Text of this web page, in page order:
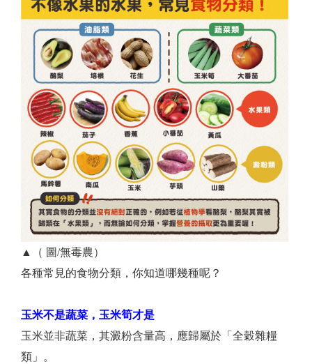
▲（ 圖/無毒農）
各種常見的食物分類，你知道哪幾種呢？
玉米不是蔬菜，玉米筍才是
玉米並非蔬菜，其澱粉含量高，應歸屬於「全穀雜糧
類」。